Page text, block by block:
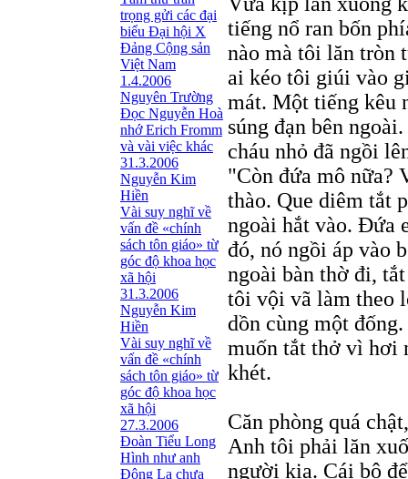
trọng gửi các đại
biểu Đại hội X
Đảng Cộng sản
Việt Nam
1.4.2006
Nguyên Trường
Đọc Nguyễn Hoà
nhớ Erich Fromm
và vài việc khác
31.3.2006
Nguyễn Kim
Hiền
Vài suy nghĩ về
vấn đề «chính
sách tôn giáo» từ
góc độ khoa học
xã hội
31.3.2006
Nguyễn Kim
Hiền
Vài suy nghĩ về
vấn đề «chính
sách tôn giáo» từ
góc độ khoa học
xã hội
27.3.2006
Đoàn Tiểu Long
Hình như anh
Đông La chưa
tiếng nổ ran bốn
nào mà tôi lăn tròn
ai kéo tôi giúi vào
mát. Một tiếng kêu
súng đạn bên
cháu nhỏ đã ngồi
"Còn đứa mô nữa?
thào. Que diêm tắt
ngoài hắt vào. Ðứa
đó, nó ngồi áp vào
ngoài bàn thờ đi,
tôi vội vã làm theo
dồn cùng một
muốn tắt thở vì hơi
khét.
Căn phòng quá
Anh tôi phải lăn
người kia. Cái bô